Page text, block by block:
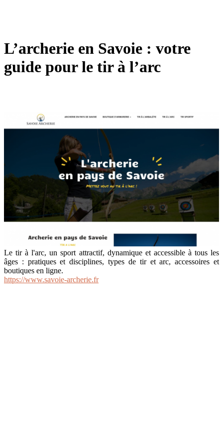
L’archerie en Savoie : votre
guide pour le tir à l’arc
Le tir à l'arc, un sport attractif, dynamique et accessible à tous les
âges : pratiques et disciplines, types de tir et arc, accessoires et
boutiques en ligne.
https://www.savoie-archerie.fr